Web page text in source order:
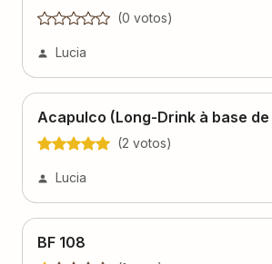
(0 votos)
Lucia
Acapulco (Long-Drink à base
(2 votos)
Lucia
BF 108